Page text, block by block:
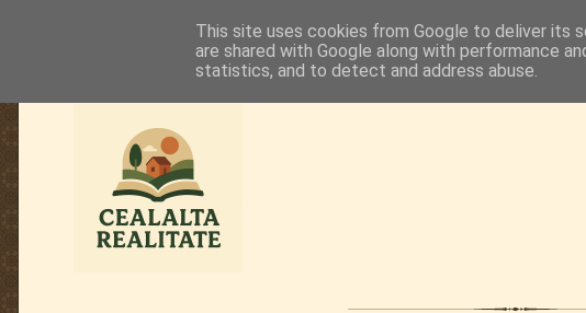
This site uses cookies from Google to deliver its
are shared with Google along with performance
statistics, and to detect and address abuse.